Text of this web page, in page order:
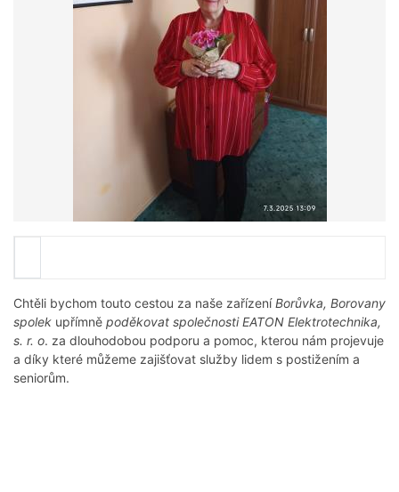
Chtěli bychom touto cestou za naše zařízeníBorůvka, Borovany
spolek upřímně poděkovat společnosti EATON Elektrotechnika,
s. r. o. za dlouhodobou podporu a pomoc, kterou nám projevuje
a díky které můžeme zajišťovat služby lidem s postižením a
seniorům.